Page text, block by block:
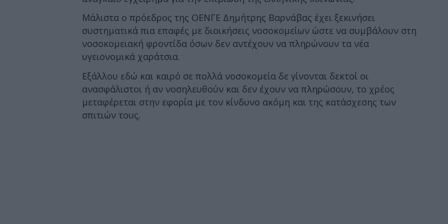
Μάλιστα ο πρόεδρος της ΟΕΝΓΕ Δημήτρης Βαρνάβας έχει ξεκινήσει
συστηματικά πια επαφές με διοικήσεις νοσοκομείων ώστε να συμβάλουν στη
νοσοκομειακή φροντίδα όσων δεν αντέχουν να πληρώνουν τα νέα
υγειονομικά χαράτσια.
Εξάλλου εδώ και καιρό σε πολλά νοσοκομεία δε γίνονται δεκτοί οι
ανασφάλιστοι ή αν νοσηλευθούν και δεν έχουν να πληρώσουν, το χρέος
μεταφέρεται στην εφορία με τον κίνδυνο ακόμη και της κατάσχεσης των
σπιτιών τους.